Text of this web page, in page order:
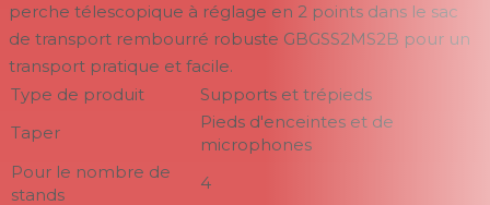
perche télescopique à réglage en 2 points dans le sac
de transport rembourré robuste GBGSS2MS2B pour un
transport pratique et facile.
Type de produit
Supports et trépieds
Taper
Pieds d'enceintes et de
microphones
Pour le nombre de
stands
4